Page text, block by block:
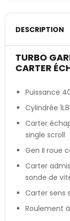
DESCRIPTION
TURBO
CARTER
Puissance
Cylindrée
Carter
single scroll
Gen II roue
Carter
sonde de
Carter sens
Roulement